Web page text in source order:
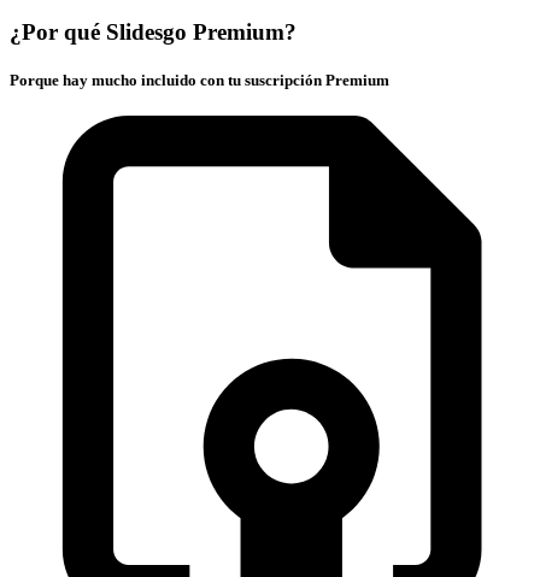
¿Por qué Slidesgo Premium?
Porque hay mucho incluido con tu suscripción Premium